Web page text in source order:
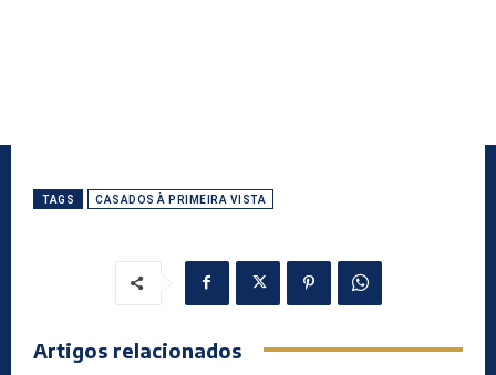
TAGS CASADOS À PRIMEIRA VISTA
Artigos relacionados